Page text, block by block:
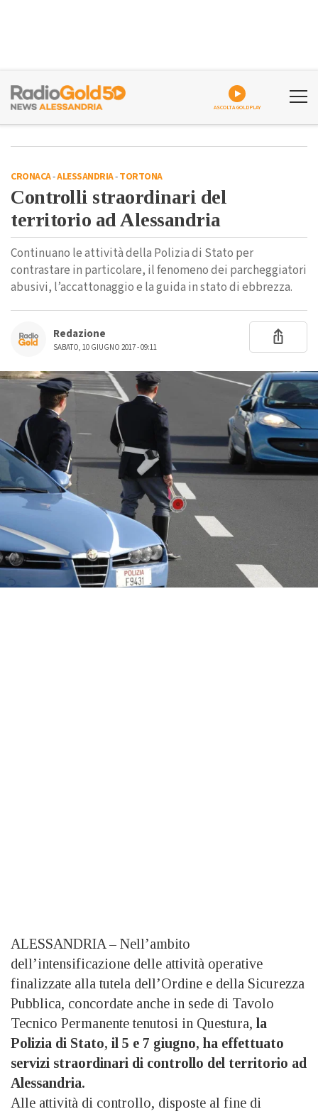
ASCOLTA GOLDPLAY
CRONACA-ALESSANDRIA-TORTONA
Controlli straordinari del
territorio ad Alessandria
Continuano le attività della Polizia di Stato per
contrastare in particolare, il fenomeno dei parcheggiatori
abusivi, l’accattonaggio e la guida in stato di ebbrezza.
Redazione
SABATO, 10 GIUGNO 2017 - 09:11
ALESSANDRIA – Nell’ambito
dell’intensificazione delle attività operative
finalizzate alla tutela dell’Ordine e della Sicurezza
Pubblica, concordate anche in sede di Tavolo
Tecnico Permanente tenutosi in Questura, la
Polizia di Stato, il 5 e 7 giugno, ha effettuato
servizi straordinari di controllo del territorio ad
Alessandria.
Alle attività di controllo, disposte al fine di